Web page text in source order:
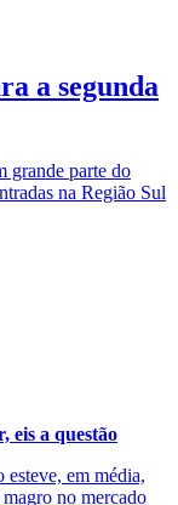
a segunda
grande parte do
na Região Sul
eis a questão
em média,
no mercado